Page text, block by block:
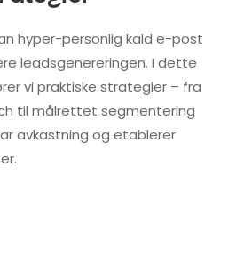
hyper-personlig kald e-post
leadsgenereringen. I dette
vi praktiske strategier – fra
til målrettet segmentering
avkastning og etablerer